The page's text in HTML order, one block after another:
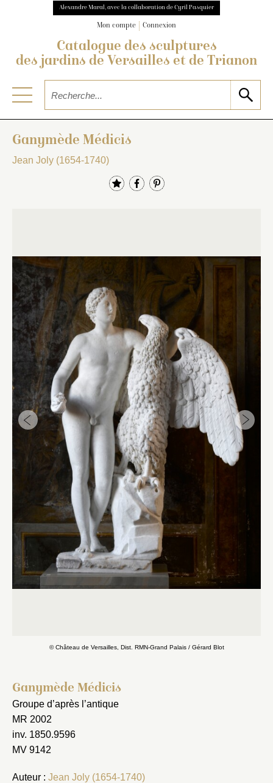
Alexandre Maral, avec la collaboration de Cyril Pasquier
Mon compte Connexion
Catalogue des sculptures
des jardins de Versailles et de Trianon
Ganymède Médicis
Jean Joly (1654-1740)
© Château de Versailles, Dist. RMN-Grand Palais / Gérard Blot
Ganymède Médicis
Groupe d’après l’antique
MR 2002
inv. 1850.9596
MV 9142
Auteur : Jean Joly (1654-1740)